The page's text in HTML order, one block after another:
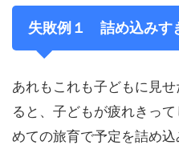
失敗例１ 詰め込みす
あれもこれも子どもに見
ると、子どもが疲れきっ
めての旅育で予定を詰め